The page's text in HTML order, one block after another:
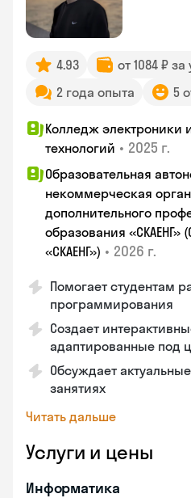
4.93
от 1084 ₽ за
2 года опыта
5
Колледж
технологий • 2025 г.
Образовательная
некоммерческая
дополнительного
образования «СКАЕНГ»
«СКАЕНГ») • 2026 г.
Помогает студентам
программирования
Создает
адаптированные под
Обсуждает
занятиях
Читать дальше
Услуги и цены
Информатика